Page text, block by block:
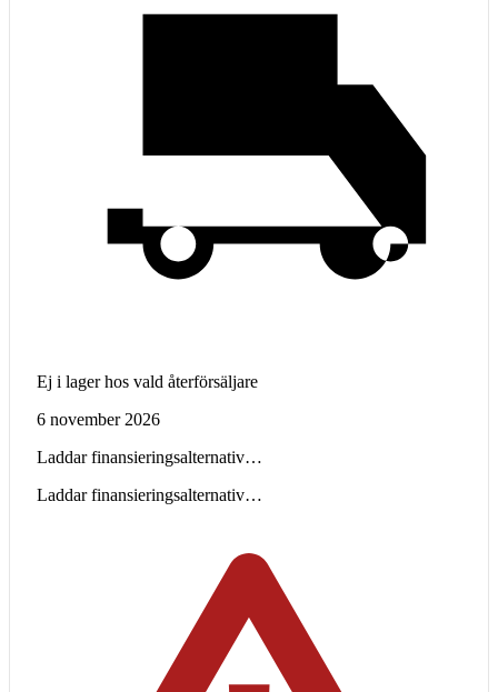
Ej i lager hos vald återförsäljare
6 november 2026
Laddar finansieringsalternativ…
Laddar finansieringsalternativ…